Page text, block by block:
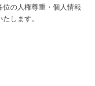
の人権尊重・個人情報
します。